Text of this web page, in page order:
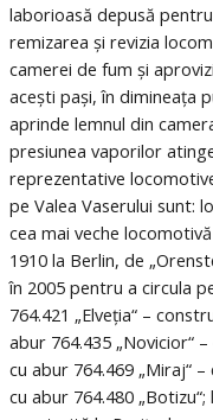
laborioasă depusă
remizarea și revizia
camerei de fum și
acești pași, în dimineața
aprinde lemnul din
presiunea vaporilor
reprezentative
pe Valea Vaserului sunt:
cea mai veche
1910 la Berlin, de
în 2005 pentru a circula
764.421 „Elveția“ –
abur 764.435 „Novicior“
cu abur 764.469 „Miraj“
cu abur 764.480